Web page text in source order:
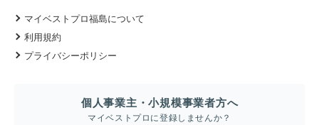
マイベストプロ福島について
利用規約
プライバシーポリシー
個人事業主・小規模事業者方へ
マイベストプロに登録しませんか？